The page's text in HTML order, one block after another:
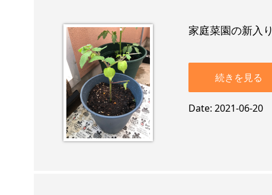
家庭菜園の新入り
続きを見る
Date 2021-06-20